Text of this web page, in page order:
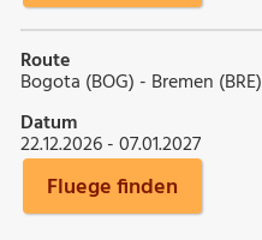
Route
Bogota (BOG) - Bremen (BRE)
Datum
22.12.2026 - 07.01.2027
Fluege finden